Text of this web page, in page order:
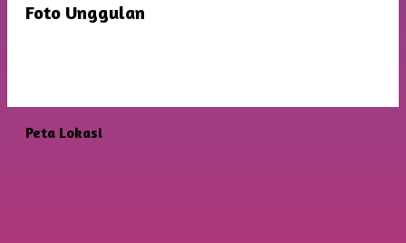
Foto Unggulan
Peta Lokasi